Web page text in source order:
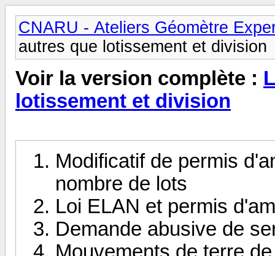
CNARU - Ateliers Géomètre
autres que lotissement et division
Voir la version complète :
lotissement et division
Modificatif de permis
nombre de lots
Loi ELAN et permis
Demande abusive de
Mouvements de terre